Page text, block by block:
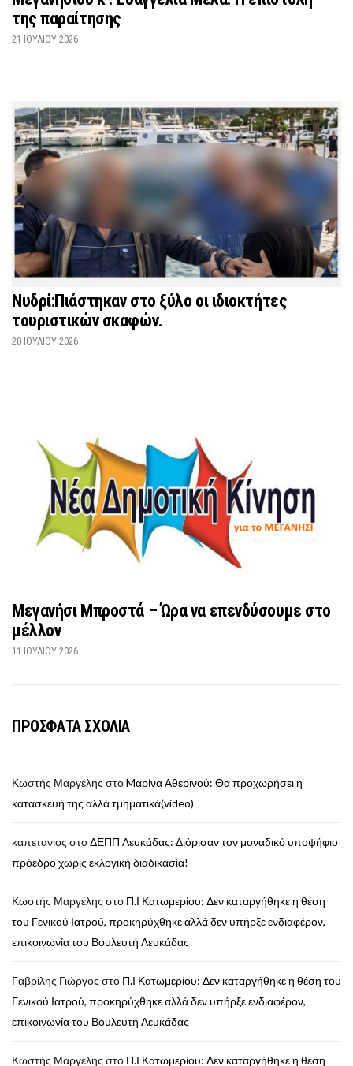
της παραίτησης
21 ΙΟΥΛΊΟΥ 2026
Νυδρί:Πιάστηκαν στο ξύλο οι ιδιοκτήτες
τουριστικών σκαφών.
20 ΙΟΥΛΊΟΥ 2026
Μεγανήσι Μπροστά – Ώρα να επενδύσουμε στο
μέλλον
11 ΙΟΥΛΊΟΥ 2026
ΠΡΟΣΦΑΤΑ ΣΧΟΛΙΑ
Κωστής Μαργέλης στοMαρίνα Αθερινού: Θα προχωρήσει η
κατασκευή της αλλά τμηματικά(video)
καπετανιος στοΔΕΠΠ Λευκάδας: Διόρισαν τον μοναδικό υποψήφιο
πρόεδρο χωρίς εκλογική διαδικασία!
Κωστής Μαργέλης στο Π.Ι Κατωμερίου: Δεν καταργήθηκε η θέση
του Γενικού Ιατρού, προκηρύχθηκε αλλά δεν υπήρξε ενδιαφέρον,
επικοινωνία του Βουλευτή Λευκάδας
Γαβρίλης Γιώργος στο Π.Ι Κατωμερίου: Δεν καταργήθηκε η θέση του
Γενικού Ιατρού, προκηρύχθηκε αλλά δεν υπήρξε ενδιαφέρον,
επικοινωνία του Βουλευτή Λευκάδας
Κωστής Μαργέλης στο Π.Ι Κατωμερίου: Δεν καταργήθηκε η θέση